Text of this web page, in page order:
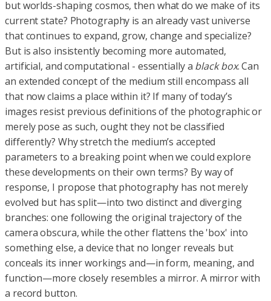
but worlds-shaping cosmos, then what do we make of its
current state? Photography is an already vast universe
that continues to expand, grow, change and specialize?
But is also insistently becoming more automated,
artificial, and computational - essentially a black box. Can
an extended concept of the medium still encompass all
that now claims a place within it? If many of today’s
images resist previous definitions of the photographic or
merely pose as such, ought they not be classified
differently? Why stretch the medium’s accepted
parameters to a breaking point when we could explore
these developments on their own terms? By way of
response, I propose that photography has not merely
evolved but has split—into two distinct and diverging
branches: one following the original trajectory of the
camera obscura, while the other flattens the 'box' into
something else, a device that no longer reveals but
conceals its inner workings and—in form, meaning, and
function—more closely resembles a mirror. A mirror with
a record button.